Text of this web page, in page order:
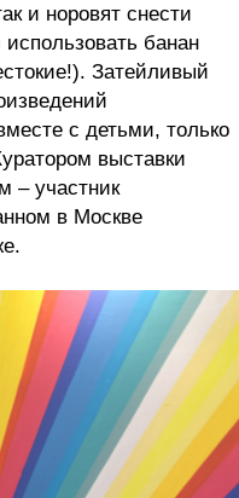
и норовят снести
банан
Затейливый
с детьми, только
выставки
– участник
в Москве